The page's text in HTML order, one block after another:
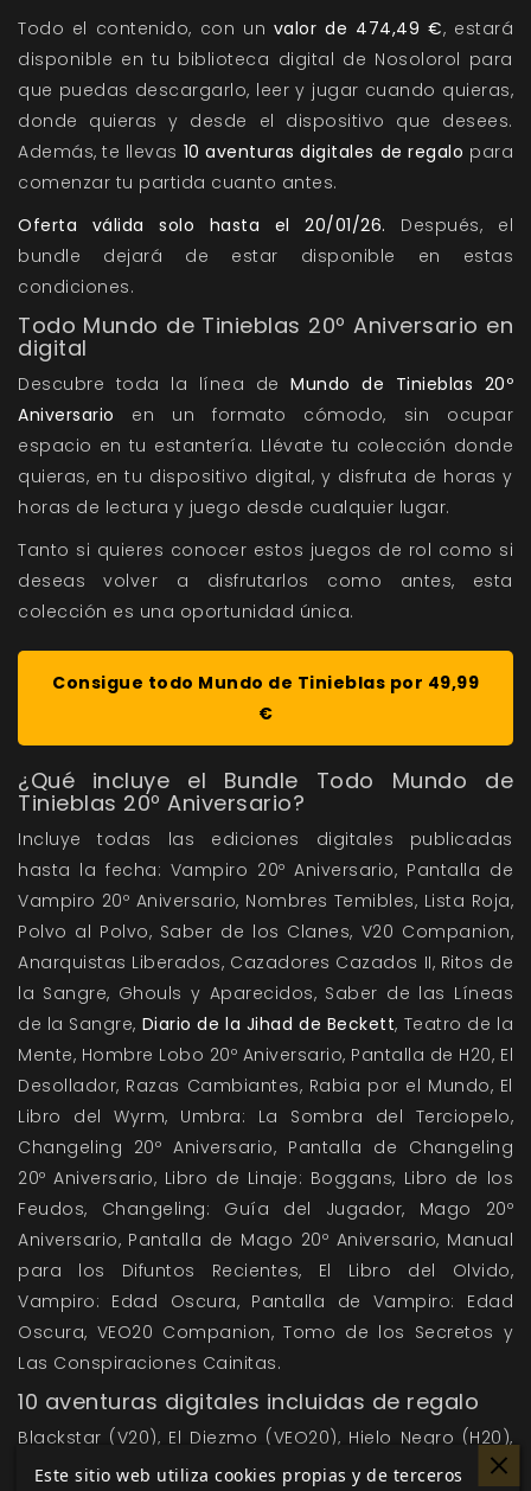
Todo el contenido, con un valor de 474,49 €, estará
disponible en tu biblioteca digital de Nosolorol para
que puedas descargarlo, leer y jugar cuando quieras,
donde quieras y desde el dispositivo que desees.
Además, te llevas 10 aventuras digitales de regalo para
comenzar tu partida cuanto antes.
Oferta válida solo hasta el 20/01/26. Después, el
bundle dejará de estar disponible en estas
condiciones.
Todo Mundo de Tinieblas 20º Aniversario en
digital
Descubre toda la línea de Mundo de Tinieblas 20º
Aniversario en un formato cómodo, sin ocupar
espacio en tu estantería. Llévate tu colección donde
quieras, en tu dispositivo digital, y disfruta de horas y
horas de lectura y juego desde cualquier lugar.
Tanto si quieres conocer estos juegos de rol como si
deseas volver a disfrutarlos como antes, esta
colección es una oportunidad única.
Consigue todo Mundo de Tinieblas por 49,99
€
¿Qué incluye el Bundle Todo Mundo de
Tinieblas 20º Aniversario?
Incluye todas las ediciones digitales publicadas
hasta la fecha: Vampiro 20º Aniversario, Pantalla de
Vampiro 20º Aniversario, Nombres Temibles, Lista Roja,
Polvo al Polvo, Saber de los Clanes, V20 Companion,
Anarquistas Liberados, Cazadores Cazados II, Ritos de
la Sangre, Ghouls y Aparecidos, Saber de las Líneas
de la Sangre, Diario de la Jihad de Beckett, Teatro de la
Mente, Hombre Lobo 20º Aniversario, Pantalla de H20, El
Desollador, Razas Cambiantes, Rabia por el Mundo, El
Libro del Wyrm, Umbra: La Sombra del Terciopelo,
Changeling 20º Aniversario, Pantalla de Changeling
20º Aniversario, Libro de Linaje: Boggans, Libro de los
Feudos, Changeling: Guía del Jugador, Mago 20º
Aniversario, Pantalla de Mago 20º Aniversario, Manual
para los Difuntos Recientes, El Libro del Olvido,
Vampiro: Edad Oscura, Pantalla de Vampiro: Edad
Oscura, VEO20 Companion, Tomo de los Secretos y
Las Conspiraciones Cainitas.
10 aventuras digitales incluidas de regalo
Blackstar (V20), El Diezmo (VEO20), Hielo Negro (H20),
Kerosha Fracturada (H20), La Lista de Nixie (V20), La
Este sitio web utiliza cookies propias y de terceros